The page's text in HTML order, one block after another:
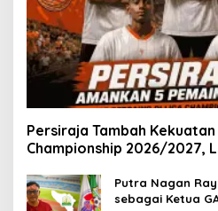
Persiraja Tambah
Championship 2026/2027,
Putra Nagan
sebagai Ketua